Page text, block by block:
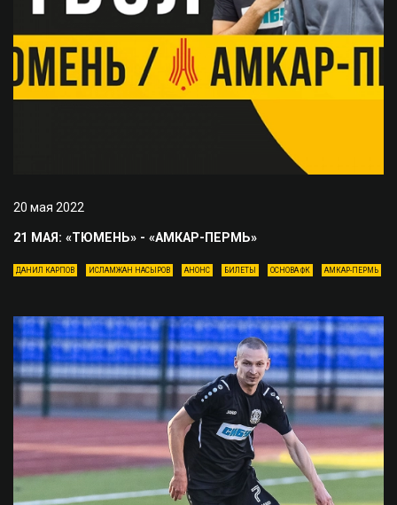
20 мая 2022
21 МАЯ: «ТЮМЕНЬ» - «АМКАР-ПЕРМЬ»
ДАНИЛ КАРПОВ ИСЛАМЖАН НАСЫРОВ АНОНС БИЛЕТЫ ОСНОВА ФК АМКАР-ПЕРМЬ